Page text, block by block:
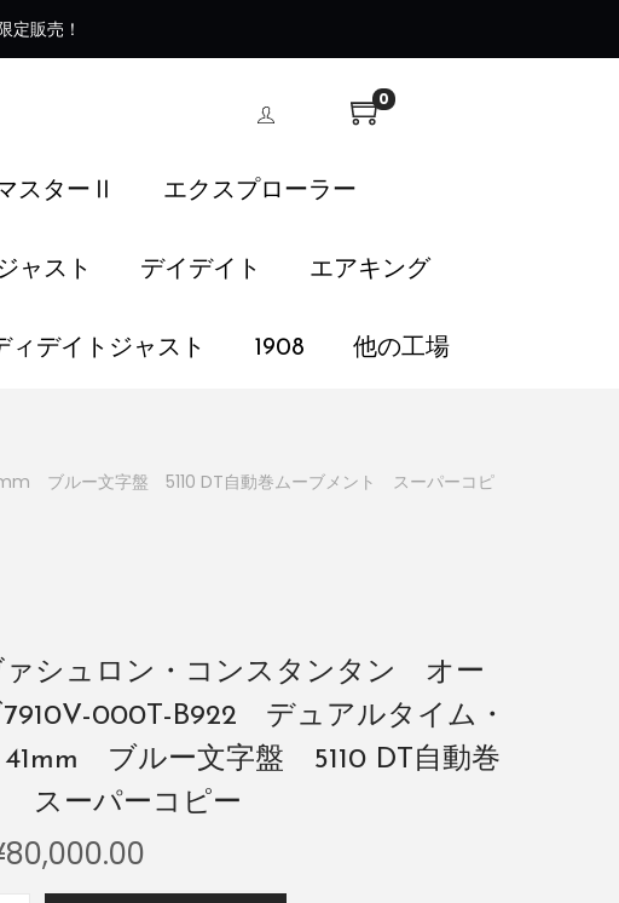
定販売！
0
スターⅡ エクスプローラー
ャスト デイデイト エアキング
ィデイトジャスト 1908 他の工場
ブルー文字盤 5110 DT自動巻ムーブメント スーパーコピ
シュロン・コンスタンタン オー
000T-B922 デュアルタイム・
ブルー文字盤 5110 DT自動巻
スーパーコピー
80,000.00